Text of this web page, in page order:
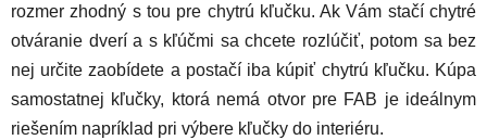
rozmer zhodný s tou pre chytrú kľučku. Ak Vám stačí chytré
otváranie dverí a s kľúčmi sa chcete rozlúčiť, potom sa bez
nej určite zaobídete a postačí iba kúpiť chytrú kľučku. Kúpa
samostatnej kľučky, ktorá nemá otvor pre FAB je ideálnym
riešením napríklad pri výbere kľučky do interiéru.